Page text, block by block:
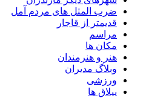
ضرب المثل های مردم آمل
قدیمتر از قاجار
مراسم
مکان ها
هنر و هنرمندان
وبلاگ مدیران
ورزشی
ییلاق ها